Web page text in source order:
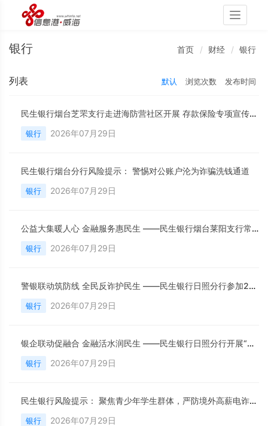
Toggle
银行 首页 财经 银行
列表 默认 浏览次数 发布时间
民生银行烟台芝罘支行走进海防营社区开展 存款保险专项宣传活动
银行 2026年07月29日
民生银行烟台分行风险提示： 警惕对公账户沦为诈骗洗钱通道
银行 2026年07月29日
公益大集暖人心 金融服务惠民生 ——民生银行烟台莱阳支行常态化开展志愿服务
银行 2026年07月29日
警银联动筑防线 全民反诈护民生 ——民生银行日照分行参加2026年反诈宣传月晚会
银行 2026年07月29日
银企联动促融合 金融活水润民生 ——民生银行日照分行开展“金融服务进企业”专场活动
银行 2026年07月29日
民生银行风险提示： 聚焦青少年学生群体，严防境外高薪电诈陷阱
银行 2026年07月29日